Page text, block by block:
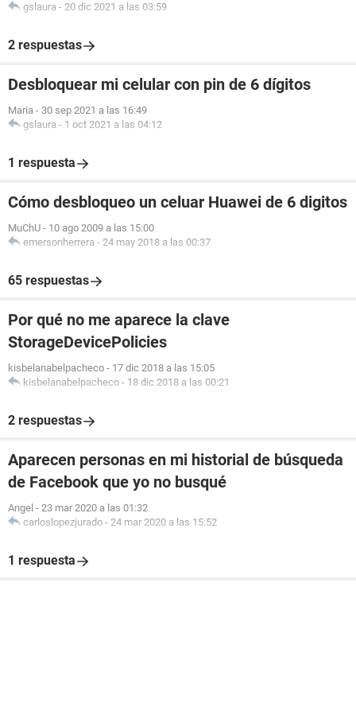
gslaura - 20 dic 2021 a las 03:59
2 respuestas
Desbloquear mi celular con pin de 6 dígitos
Maria - 30 sep 2021 a las 16:49
gslaura - 1 oct 2021 a las 04:12
1 respuesta
Cómo desbloqueo un celuar Huawei de 6 digitos
MuChU - 10 ago 2009 a las 15:00
emersonherrera - 24 may 2018 a las 00:37
65 respuestas
Por qué no me aparece la clave
StorageDevicePolicies
kisbelanabelpacheco - 17 dic 2018 a las 15:05
kisbelanabelpacheco - 18 dic 2018 a las 00:21
2 respuestas
Aparecen personas en mi historial de búsqueda
de Facebook que yo no busqué
Angel - 23 mar 2020 a las 01:32
carloslopezjurado - 24 mar 2020 a las 15:52
1 respuesta